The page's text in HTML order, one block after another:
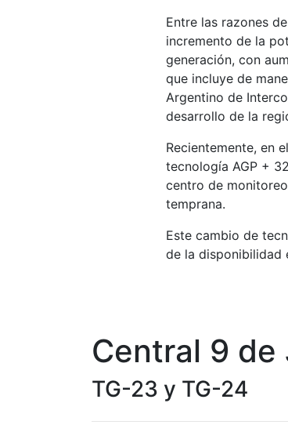
Entre las razones
incremento de la
generación, con
que incluye de
Argentino de
desarrollo de la
Recientemente, en
tecnología AGP +
centro de
temprana.
Este cambio de
de la disponibilidad
Central 9 de
TG-23 y TG-24